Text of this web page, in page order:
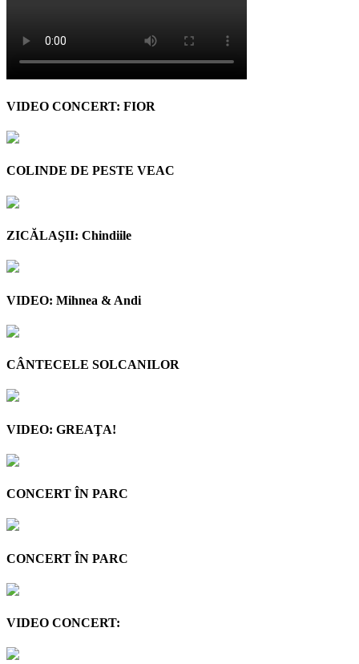
VIDEO CONCERT: FIOR
COLINDE DE PESTE VEAC
ZICĂLAŞII: Chindiile
VIDEO: Mihnea & Andi
CÂNTECELE SOLCANILOR
VIDEO: GREAŢA!
CONCERT ÎN PARC
CONCERT ÎN PARC
VIDEO CONCERT: